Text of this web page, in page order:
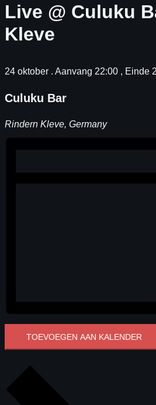
Live @ Culuku
Kleve
24 oktober . Aanvang 22:00 , Einde
Culuku Bar
Rindern Kleve, Germany
TOEVOEGEN AAN KALENDER